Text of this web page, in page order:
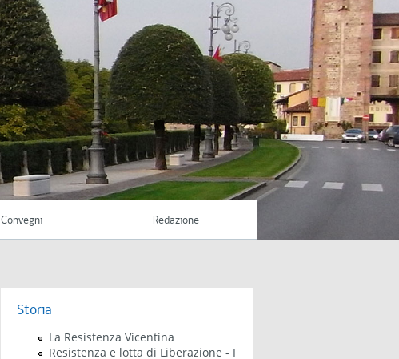
Convegni Redazione
Storia
La Resistenza Vicentina
Resistenza e lotta di Liberazione - I